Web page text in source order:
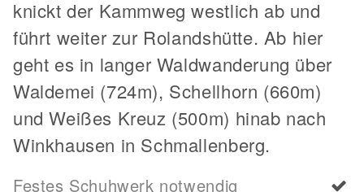
knickt der Kammweg westlich ab und
führt weiter zur Rolandshütte. Ab hier
geht es in langer Waldwanderung über
Waldemei (724m), Schellhorn (660m)
und Weißes Kreuz (500m) hinab nach
Winkhausen in Schmallenberg.
Festes Schuhwerk notwendig